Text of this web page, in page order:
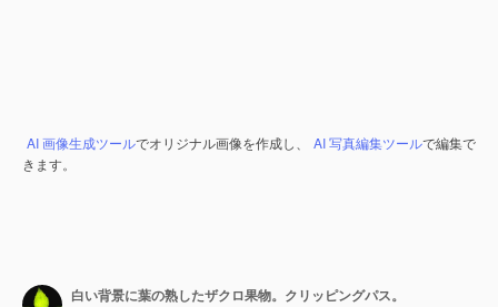
AI 画像生成ツールでオリジナル画像を作成し、 AI 写真編集ツールで編集で
きます。
白い背景に葉の熟したザクロ果物。クリッピングパス。